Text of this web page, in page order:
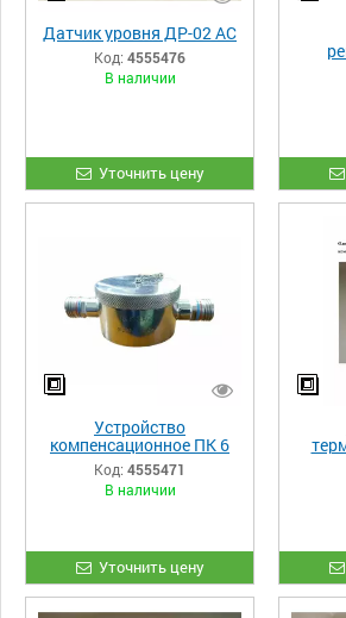
Датчик уровня ДР-02 АС
Код: 4555476
В наличии
Уточнить цену
Устройство
компенсационное ПК 6
АС
Код: 4555471
В наличии
Уточнить цену